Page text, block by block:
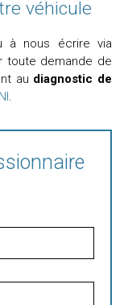
véhicule
à nous écrire via
demande de
au diagnostic de
.